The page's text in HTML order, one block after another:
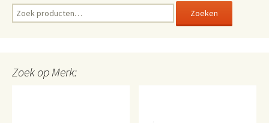
Zoeken
naar:
Zoeken
Zoek op Merk: